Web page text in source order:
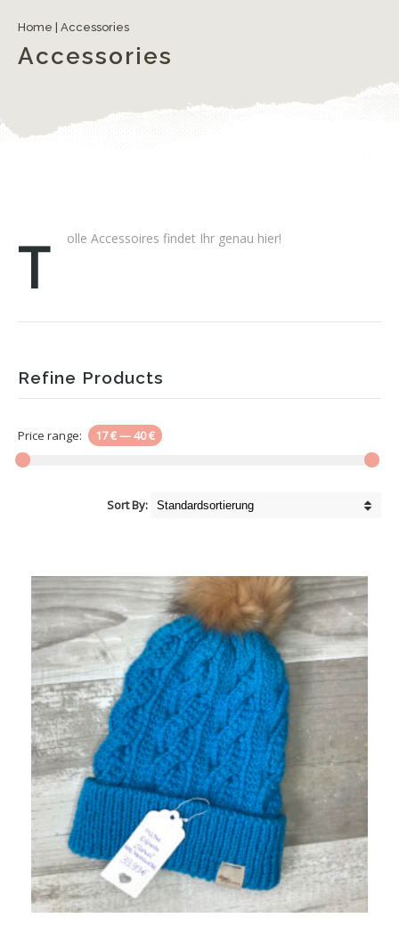
Home | Accessories
Accessories
Tolle Accessoires findet Ihr genau hier!
Refine Products
Price range: 17 €—40 €
Sort By: